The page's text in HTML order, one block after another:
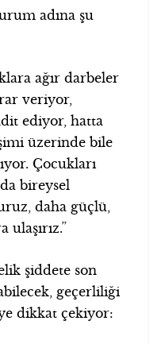
adına şu
ağır darbeler
veriyor,
ediyor, hatta
üzerinde bile
Çocukları
bireysel
daha güçlü,
şiddete son
geçerliliği
dikkat çekiyor: